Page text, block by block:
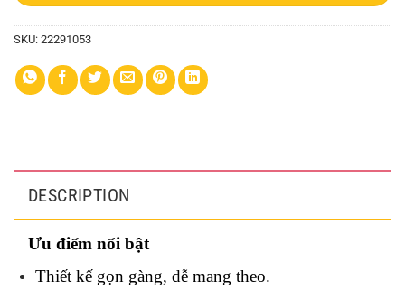
SKU: 22291053
DESCRIPTION
Ưu điểm nổi bật
Thiết kế gọn gàng, dễ mang theo.